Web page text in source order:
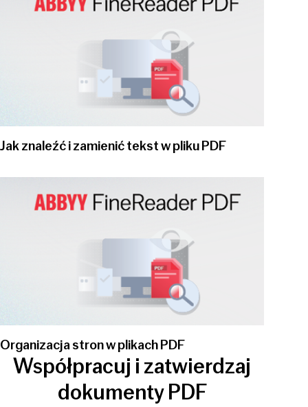
Jak znaleźć i zamienić tekst w pliku PDF
Organizacja stron w plikach PDF
Współpracuj i zatwierdzaj
dokumenty PDF